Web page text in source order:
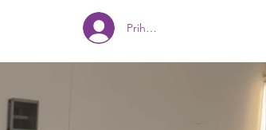
Prihlásiť sa